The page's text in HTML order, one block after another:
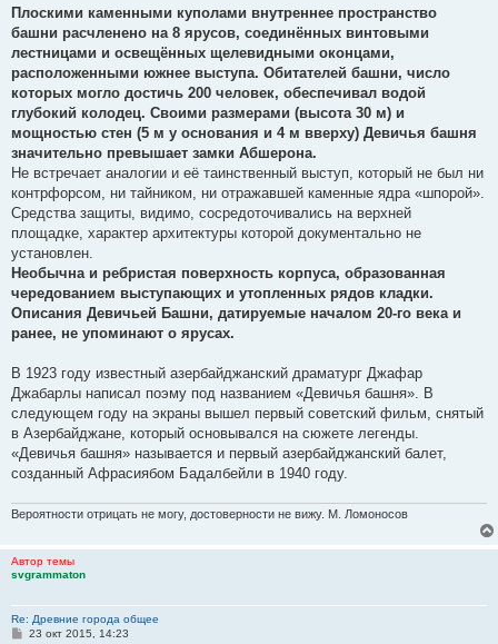
Плоскими каменными куполами внутреннее пространство
башни расчленено на 8 ярусов, соединённых винтовыми
лестницами и освещённых щелевидными оконцами,
расположенными южнее выступа. Обитателей башни, число
которых могло достичь 200 человек, обеспечивал водой
глубокий колодец. Своими размерами (высота 30 м) и
мощностью стен (5 м у основания и 4 м вверху) Девичья башня
значительно превышает замки Абшерона.
Не встречает аналогии и её таинственный выступ, который не был ни
контрфорсом, ни тайником, ни отражавшей каменные ядра «шпорой».
Средства защиты, видимо, сосредоточивались на верхней
площадке, характер архитектуры которой документально не
установлен.
Необычна и ребристая поверхность корпуса, образованная
чередованием выступающих и утопленных рядов кладки.
Описания Девичьей Башни, датируемые началом 20-го века и
ранее, не упоминают о ярусах.
В 1923 году известный азербайджанский драматург Джафар
Джабарлы написал поэму под названием «Девичья башня». В
следующем году на экраны вышел первый советский фильм, снятый
в Азербайджане, который основывался на сюжете легенды.
«Девичья башня» называется и первый азербайджанский балет,
созданный Афрасиябом Бадалбейли в 1940 году.
Вероятности отрицать не могу, достоверности не вижу. М. Ломоносов
Автор темы
svgrammaton
Re: Древние города общее
С23 окт 2015, 14:23